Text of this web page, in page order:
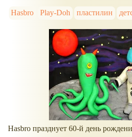
Hasbro Play-Doh пластилин
Hasbro празднует 60-й день